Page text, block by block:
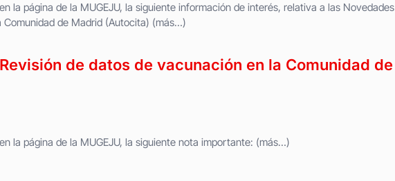
la página de la MUGEJU, la siguiente información de interés, relativa a las Novedades
Comunidad de Madrid (Autocita) (más…)
de datos de vacunación en la Comunidad de
la página de la MUGEJU, la siguiente nota importante: (más…)